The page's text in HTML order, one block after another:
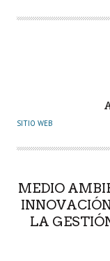
U
O
SITIO WEB
MEDIO
LA